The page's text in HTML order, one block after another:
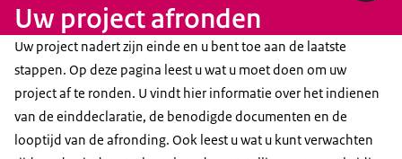
Uw project afronden
Uw project nadert zijn einde en u bent toe aan de laatste
stappen. Op deze pagina leest u wat u moet doen om uw
project af te ronden. U vindt hier informatie over het indienen
van de einddeclaratie, de benodigde documenten en de
looptijd van de afronding. Ook leest u wat u kunt verwachten